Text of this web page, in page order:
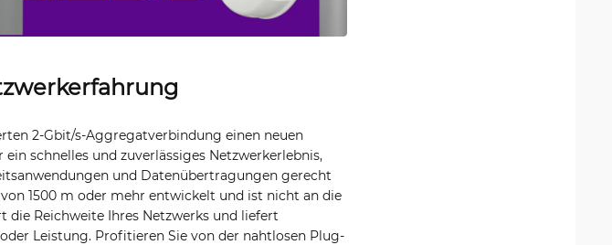
2-Gbit/s-Aggregatverbindung einen neuen
schnelles und zuverlässiges Netzwerkerlebnis,
und Datenübertragungen gerecht
1500 m oder mehr entwickelt und ist nicht an die
die Reichweite Ihres Netzwerks und liefert
Leistung. Profitieren Sie von der nahtlosen Plug-